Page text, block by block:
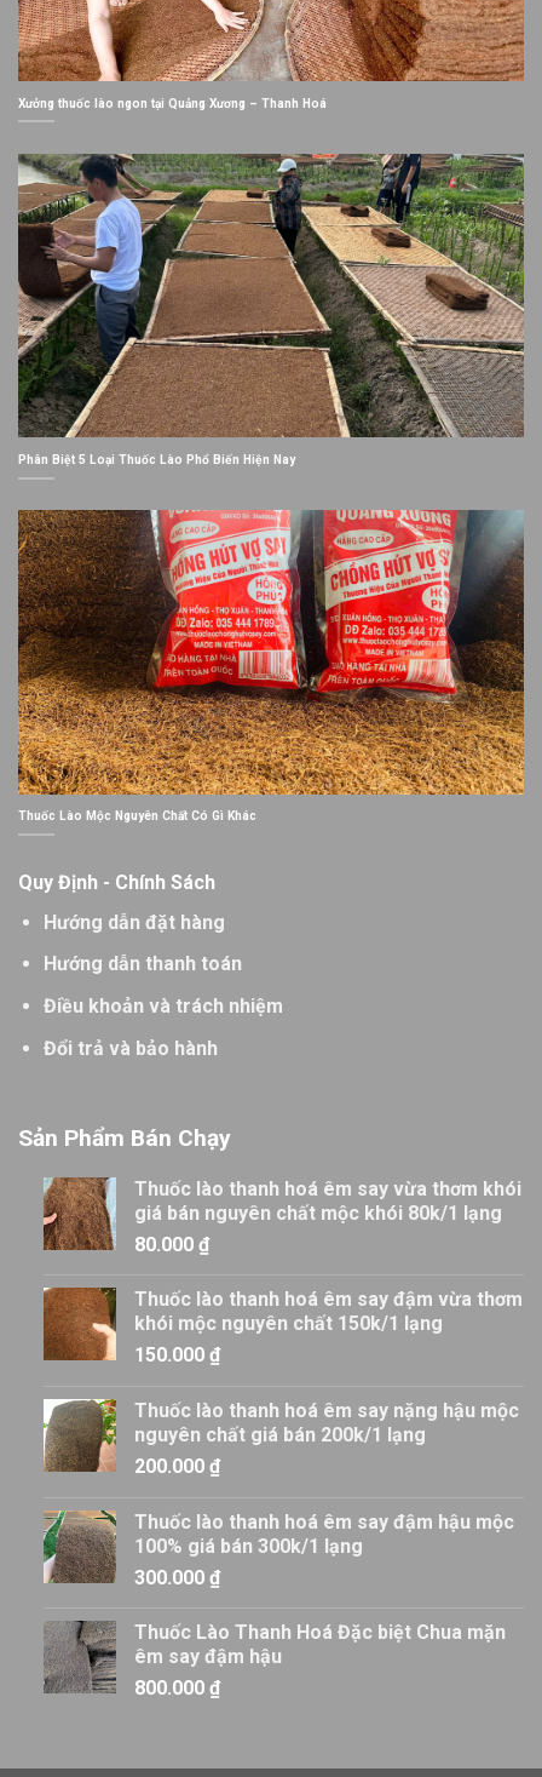
Sản Phẩm Bán Chạy
Thuốc lào thanh hoá êm say vừa thơm khói
giá bán nguyên chất mộc khói 80k/1 lạng
80.000 ₫
Thuốc lào thanh hoá êm say đậm vừa thơm
khói mộc nguyên chất 150k/1 lạng
150.000 ₫
Thuốc lào thanh hoá êm say nặng hậu mộc
nguyên chất giá bán 200k/1 lạng
200.000 ₫
Thuốc lào thanh hoá êm say đậm hậu mộc
100% giá bán 300k/1 lạng
300.000 ₫
Thuốc Lào Thanh Hoá Đặc biệt Chua mặn
êm say đậm hậu
800.000 ₫
Xưởng thuốc lào ngon tại Quảng Xương – Thanh Hoá
Phân Biệt 5 Loại Thuốc Lào Phổ Biến Hiện Nay
Thuốc Lào Mộc Nguyên Chất Có Gì Khác
Quy Định - Chính Sách
Hướng dẫn đặt hàng
Hướng dẫn thanh toán
Điều khoản và trách nhiệm
Đổi trả và bảo hành